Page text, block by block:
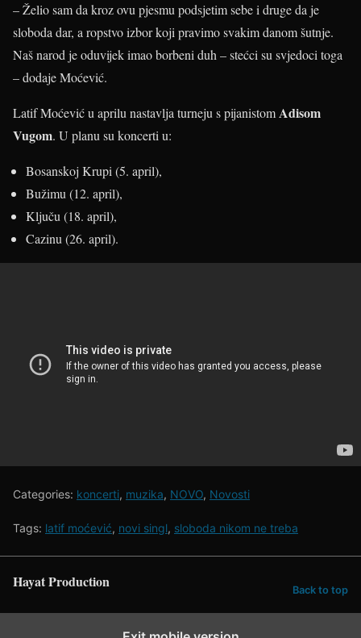
– Želio sam da kroz ovu pjesmu podsjetim sebe i druge da je
sloboda dar, a ropstvo izbor koji pravimo svakim danom šutnje.
Naš narod je oduvijek imao borbeni duh – stećci su svjedoci toga
– dodaje Moćević.
Latif Moćević u aprilu nastavlja turneju s pijanistomAdisom
Vugom. U planu su koncerti u:
Bosanskoj Krupi (5. april),
Bužimu (12. april),
Ključu (18. april),
Cazinu (26. april).
Categories: koncerti, muzika, NOVO, Novosti
Tags: latif moćević, novi singl, sloboda nikom ne treba
Hayat Production Back to top